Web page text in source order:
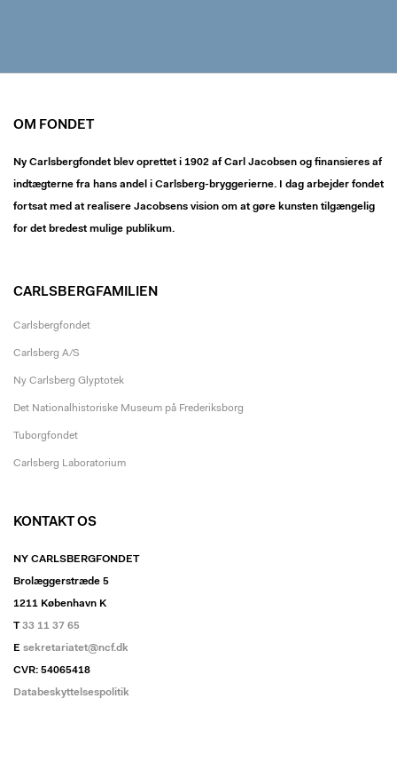
OM FONDET
Ny Carlsbergfondet blev oprettet i 1902 af Carl Jacobsen og finansieres af
indtægterne fra hans andel i Carlsberg-bryggerierne. I dag arbejder fondet
fortsat med at realisere Jacobsens vision om at gøre kunsten tilgængelig
for det bredest mulige publikum.
CARLSBERGFAMILIEN
Carlsbergfondet
Carlsberg A/S
Ny Carlsberg Glyptotek
Det Nationalhistoriske Museum på Frederiksborg
Tuborgfondet
Carlsberg Laboratorium
KONTAKT OS
NY CARLSBERGFONDET
Brolæggerstræde 5
1211 København K
T33 11 37 65
E sekretariatet@ncf.dk
CVR: 54065418
Databeskyttelsespolitik